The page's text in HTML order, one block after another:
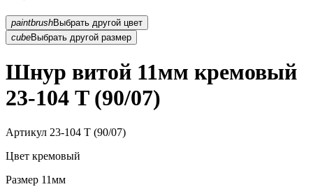
paintbrush
Выбрать другой цвет
cubeВыбрать другой размер
Шнур витой 11мм кремовый
23-104 T (90/07)
Артикул 23-104 T (90/07)
Цвет кремовый
Размер 11мм